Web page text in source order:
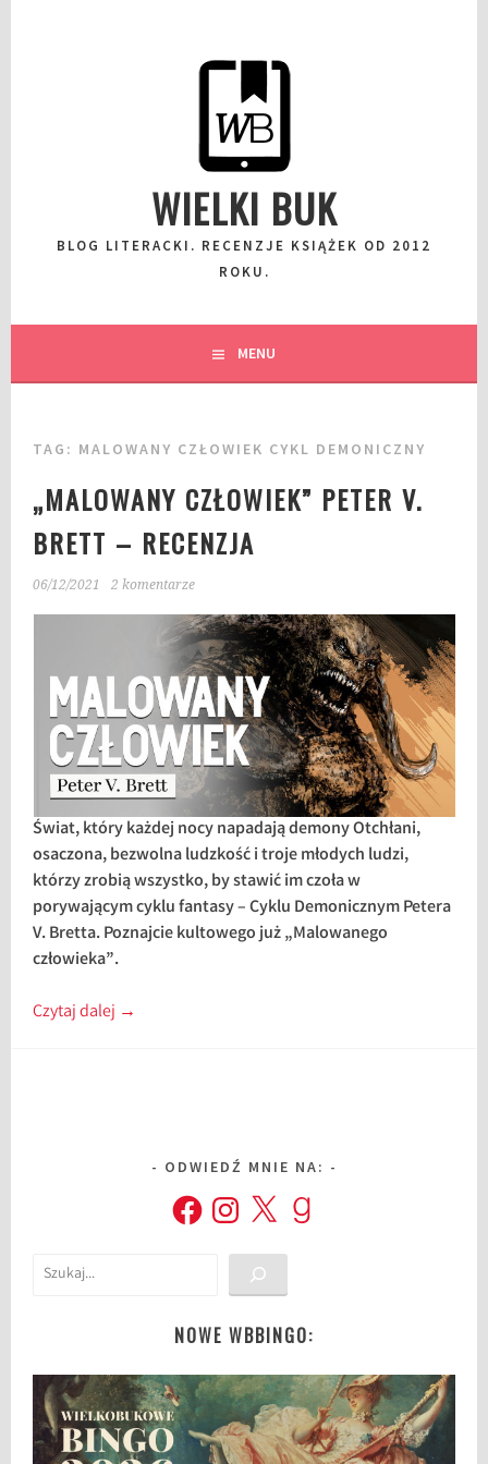
WIELKI BUK
BLOG LITERACKI. RECENZJE KSIĄŻEK OD 2012
ROKU.
MENU
TAG: MALOWANY CZŁOWIEK CYKL DEMONICZNY
„MALOWANY CZŁOWIEK” PETER V.
BRETT – RECENZJA
06/12/2021 2 komentarze
Świat, który każdej nocy napadają demony Otchłani,
osaczona, bezwolna ludzkość i troje młodych ludzi,
którzy zrobią wszystko, by stawić im czoła w
porywającym cyklu fantasy – Cyklu Demonicznym Petera
V. Bretta. Poznajcie kultowego już „Malowanego
człowieka”.
Czytaj dalej →
ODWIEDŹ MNIE NA:
FacebookInstagram
X Goodreads
Szukaj
NOWE WBBINGO: